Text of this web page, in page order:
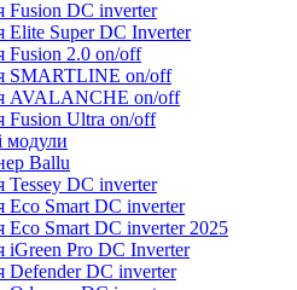
Fusion DC inverter
Elite Super DC Inverter
Fusion 2.0 on/off
SMARTLINE on/off
AVALANCHE on/off
Fusion Ultra on/off
модули
Ballu
Tessey DC inverter
Eco Smart DC inverter
Eco Smart DC inverter 2025
iGreen Pro DC Inverter
Defender DC inverter